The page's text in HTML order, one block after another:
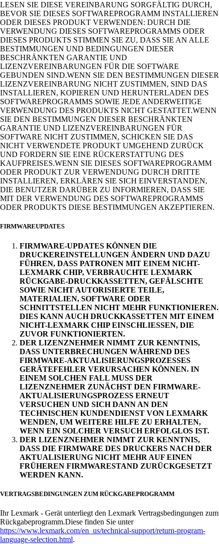
LESEN SIE DIESE VEREINBARUNG SORGFÄLTIG DURCH,
BEVOR SIE DIESES SOFTWAREPROGRAMM INSTALLIEREN
ODER DIESES PRODUKT VERWENDEN: DURCH DIE
VERWENDUNG DIESES SOFTWAREPROGRAMMS ODER
DIESES PRODUKTS STIMMEN SIE ZU, DASS SIE AN ALLE
BESTIMMUNGEN UND BEDINGUNGEN DIESER
BESCHRÄNKTEN GARANTIE UND
LIZENZVEREINBARUNGEN FÜR DIE SOFTWARE
GEBUNDEN SIND.WENN SIE DEN BESTIMMUNGEN DIESER
LIZENZVEREINBARUNG NICHT ZUSTIMMEN, SIND DAS
INSTALLIEREN, KOPIEREN UND HERUNTERLADEN DES
SOFTWAREPROGRAMMS SOWIE JEDE ANDERWEITIGE
VERWENDUNG DES PRODUKTS NICHT GESTATTET.WENN
SIE DEN BESTIMMUNGEN DIESER BESCHRÄNKTEN
GARANTIE UND LIZENZVEREINBARUNGEN FÜR
SOFTWARE NICHT ZUSTIMMEN, SCHICKEN SIE DAS
NICHT VERWENDETE PRODUKT UMGEHEND ZURÜCK
UND FORDERN SIE EINE RÜCKERSTATTUNG DES
KAUFPREISES.WENN SIE DIESES SOFTWAREPROGRAMM
ODER PRODUKT ZUR VERWENDUNG DURCH DRITTE
INSTALLIEREN, ERKLÄREN SIE SICH EINVERSTANDEN,
DIE BENUTZER DARÜBER ZU INFORMIEREN, DASS SIE
MIT DER VERWENDUNG DES SOFTWAREPROGRAMMS
ODER PRODUKTS DIESE BESTIMMUNGEN AKZEPTIEREN.
FIRMWAREUPDATES
FIRMWARE-UPDATES KÖNNEN DIE
DRUCKEREINSTELLUNGEN ÄNDERN UND DAZU
FÜHREN, DASS PATRONEN MIT EINEM NICHT-
LEXMARK CHIP, VERBRAUCHTE LEXMARK
RÜCKGABE-DRUCKKASSETTEN, GEFÄLSCHTE
SOWIE NICHT AUTORISIERTE TEILE,
MATERIALIEN, SOFTWARE ODER
SCHNITTSTELLEN NICHT MEHR FUNKTIONIEREN.
DIES KANN AUCH DRUCKKASSETTEN MIT EINEM
NICHT-LEXMARK CHIP EINSCHLIESSEN, DIE
ZUVOR FUNKTIONIERTEN.
DER LIZENZNEHMER NIMMT ZUR KENNTNIS,
DASS UNTERBRECHUNGEN WÄHREND DES
FIRMWARE-AKTUALISIERUNGSPROZESSES
GERÄTEFEHLER VERURSACHEN KÖNNEN. IN
EINEM SOLCHEN FALL MUSS DER
LIZENZNEHMER ZUNÄCHST DEN FIRMWARE-
AKTUALISIERUNGSPROZESS ERNEUT
VERSUCHEN UND SICH DANN AN DEN
TECHNISCHEN KUNDENDIENST VON LEXMARK
WENDEN, UM WEITERE HILFE ZU ERHALTEN,
WENN EIN SOLCHER VERSUCH ERFOLGLOS IST.
DER LIZENZNEHMER NIMMT ZUR KENNTNIS,
DASS DIE FIRMWARE DES DRUCKERS NACH DER
AKTUALISIERUNG NICHT MEHR AUF EINEN
FRÜHEREN FIRMWARESTAND ZURÜCKGESETZT
WERDEN KANN.
VERTRAGSBEDINGUNGEN ZUM RÜCKGABEPROGRAMM
Ihr Lexmark - Gerät unterliegt den Lexmark Vertragsbedingungen zum
Rückgabeprogramm.Diese finden Sie unter
https://www.lexmark.com/en_us/technical-support/return-program-
language-selection.html.